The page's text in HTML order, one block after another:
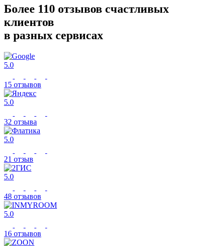
Более 110 отзывов счастливых
клиентов
в разных сервисах
5.0
15 отзывов
5.0
32 отзыва
5.0
21 отзыв
5.0
48 отзывов
5.0
16 отзывов